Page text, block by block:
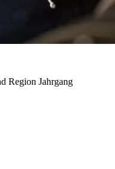
Region Jahrgang